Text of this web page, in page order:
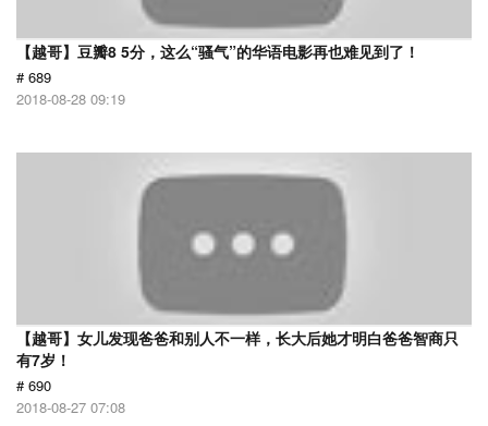
【越哥】豆瓣8 5分，这么“骚气”的华语电影再也难见到了！
# 689
2018-08-28 09:19
【越哥】女儿发现爸爸和别人不一样，长大后她才明白爸爸智商只
有7岁！
# 690
2018-08-27 07:08